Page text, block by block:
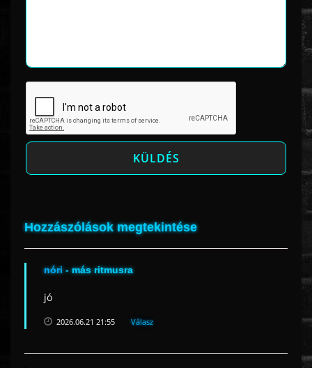
Hozzászólások megtekintése
nóri- más ritmusra
jó
2026.06.21 21:55 Válasz